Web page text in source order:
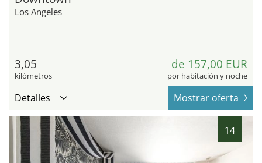
Los Angeles
3,05
kilómetros
de 157,00 EUR
por habitación y noche
Detalles Mostrar oferta
14